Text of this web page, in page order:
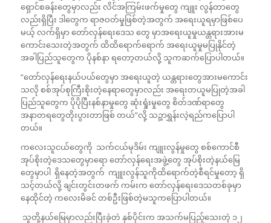
ရှောင်စခန်းတွေမှာလည်း လိင်အကြမ်းဖက်မှုတွေ ကျူး လွန်တာတွေ
လည်းရှိပြီး ဒါတွေက ရာဇဝတ်မှုဖြစ်တဲ့အတွက် အရေးယူရမှာဖြစ်ပေ
မယ့် လက်ရှိမှာ တော်လှန်ရေးဒေသ တွေ မှာအရေးယူမှုယန္တရားအားမ
ကောင်း‌သေးတဲ့အတွက် ထိထိရောက်ရောက် အရေးယူမှုမပြုနိုင်တဲ့
အခါပြည်သူတွေက ပိုနစ်နာ ရတော့တယ်လို့ သူကဆက်ပြောပါတယ်။
“တော်လှန်ရေးနယ်ပယ်တွေမှာ အရေးယူတဲ့ ယန္တရားတွေအားမကောင်း
သလို စစ်အုပ်စုကြီးစိုးတဲ့နေရာတွေမှာလည်း အရေးတယူမပြုတဲ့အခါ
ပြည်သူတွေက ပိုပိုပြီးနစ်နာမှုတွေ ဆုံးရှုံးမှုတွေ စိတ်ဒဏ်ရာတွေ
အနာတရတွေတိုးပွားတာဖြစ် တယ်”လို့ သဉ္ဇာရွှန်းလဲ့ရည်ကပြောပါ
တယ်။
ကလေးသူငယ်တွေကို သက်ငယ်မုဒိမ်း ကျူးလွန်မှုတွေ စစ်ကောင်စီ
အုပ်စိုးတဲ့ဒေသတွေမှာရော တော်လှန်ရေးအဖွဲ့တွေ အုပ်စိုးတဲ့နယ်မြေ
တွေမှာပါ ရှိနေတဲ့အတွက် ကျူးလွန်သူကိုထိရောက်တဲ့စီရင်မှုတော့ ရှိ
သင့်တယ်လို့ ချင်းတွင်းတဖက် ကမ်းက တော်လှန်ရေးဒေသတစ်ခုမှာ
နေထိုင်တဲ့ ကလေးမိခင် တစ်ဦးဖြစ်တဲ့မသူကပြောပါတယ်။
သူတို့နယ်မြေမှာလည်းပြီးခဲ့တဲ နှစ်ပိုင်းက အသက်မပြည့်သေးတဲ့ ၁၂